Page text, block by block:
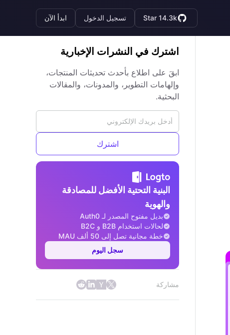
Star 14.3k تسجيل الدخول ابدأ الآن
اشترك في النشرات الإخبارية
ابقَ على اطلاع بأحدث تحديثات المنتجات،
وإلهامات التطوير، والمدونات، والمقالات
البحثية.
اشترك
البنية التحتية الأفضل للمصادقة
والهوية
بديل مفتوح المصدر لـ Auth0
لحالات استخدام B2B و B2C
خطة مجانية تصل إلى 50 ألف MAU
سجل اليوم
مشاركة